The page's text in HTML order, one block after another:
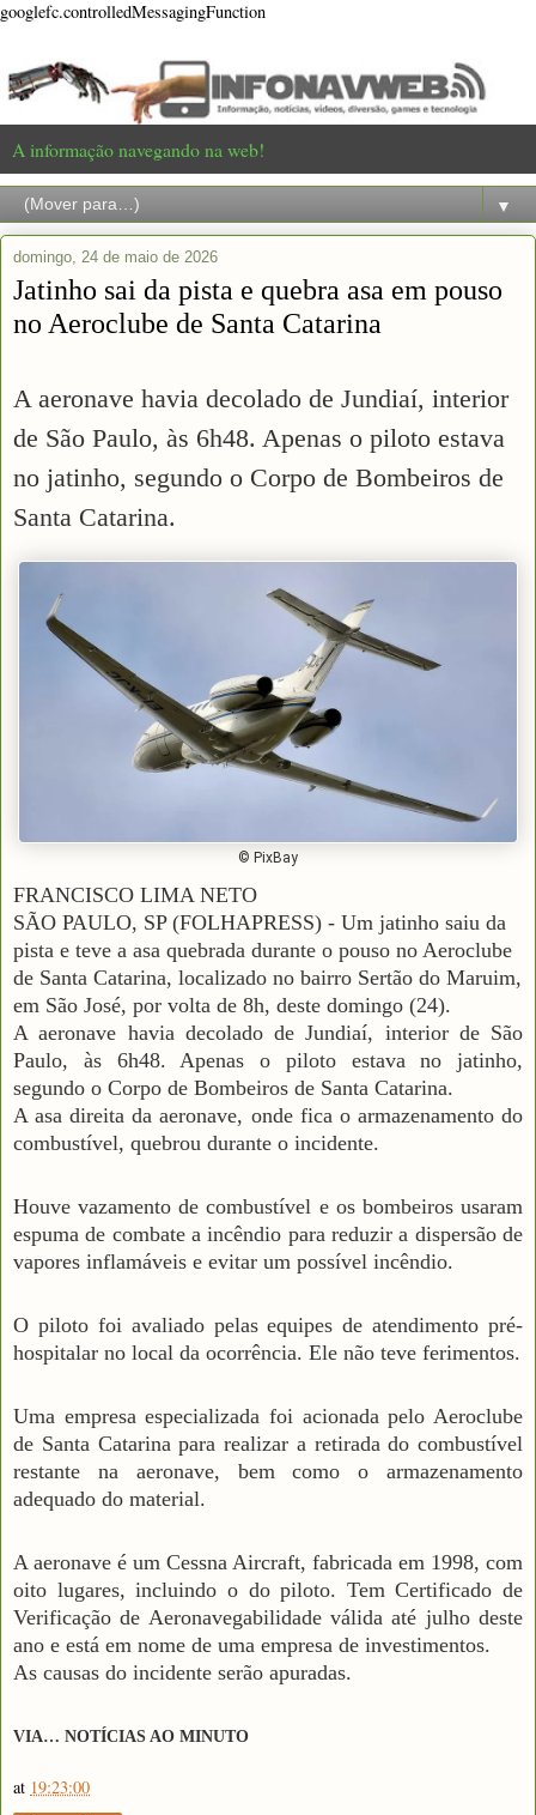
googlefc.controlledMessagingFunction
A informação navegando na web!
▼
domingo, 24 de maio de 2026
Jatinho sai da pista e quebra asa em pouso
no Aeroclube de Santa Catarina
A aeronave havia decolado de Jundiaí, interior
de São Paulo, às 6h48. Apenas o piloto estava
no jatinho, segundo o Corpo de Bombeiros de
Santa Catarina.
© PixBay
FRANCISCO LIMA NETO
SÃO PAULO, SP (FOLHAPRESS) - Um jatinho saiu da
pista e teve a asa quebrada durante o pouso no Aeroclube
de Santa Catarina, localizado no bairro Sertão do Maruim,
em São José, por volta de 8h, deste domingo (24).
A aeronave havia decolado de Jundiaí, interior de São
Paulo, às 6h48. Apenas o piloto estava no jatinho,
segundo o Corpo de Bombeiros de Santa Catarina.
A asa direita da aeronave, onde fica o armazenamento do
combustível, quebrou durante o incidente.
Houve vazamento de combustível e os bombeiros usaram
espuma de combate a incêndio para reduzir a dispersão de
vapores inflamáveis e evitar um possível incêndio.
O piloto foi avaliado pelas equipes de atendimento pré-
hospitalar no local da ocorrência. Ele não teve ferimentos.
Uma empresa especializada foi acionada pelo Aeroclube
de Santa Catarina para realizar a retirada do combustível
restante na aeronave, bem como o armazenamento
adequado do material.
A aeronave é um Cessna Aircraft, fabricada em 1998, com
oito lugares, incluindo o do piloto. Tem Certificado de
Verificação de Aeronavegabilidade válida até julho deste
ano e está em nome de uma empresa de investimentos.
As causas do incidente serão apuradas.
VIA… NOTÍCIAS AO MINUTO
at 19:23:00